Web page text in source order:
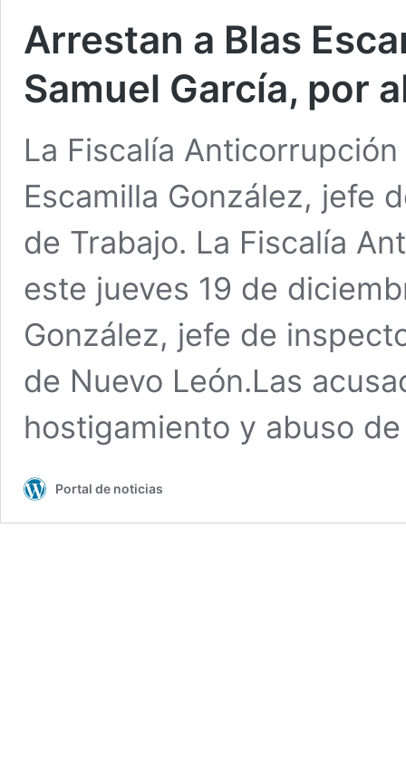
Arrestan a Blas
Samuel García, por
La Fiscalía
Escamilla González, jefe
de Trabajo. La Fiscalía
este jueves 19 de
González, jefe de
de Nuevo León.Las
hostigamiento y abuso
Portal de noticias